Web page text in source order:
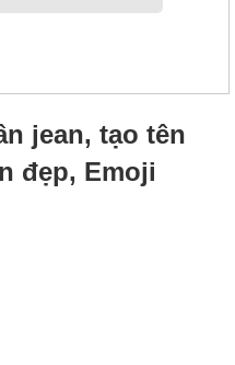
jean, tạo tên
đẹp, Emoji